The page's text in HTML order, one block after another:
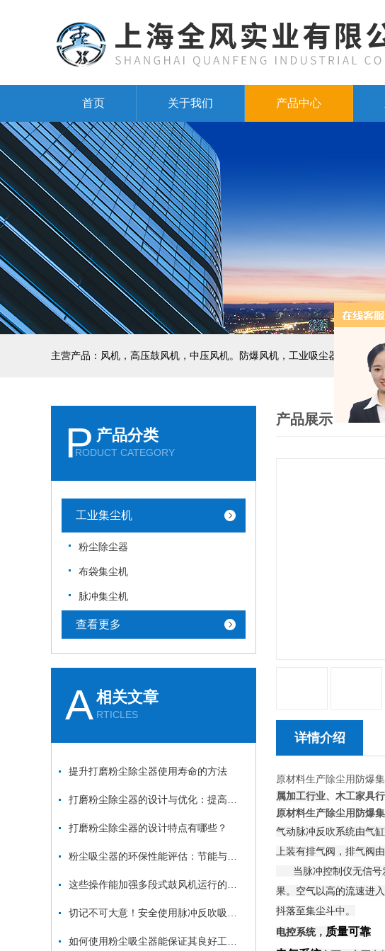
首页 关于我们 产品中心
主营产品：风机，高压鼓风机，中压风机。防爆风机，工业吸尘器，工业集
P 产品分类
RODUCT CATEGORY
工业集尘机
粉尘除尘器
布袋集尘机
脉冲集尘机
查看更多
A相关文章
RTICLES
提升打磨粉尘除尘器使用寿命的方法
打磨粉尘除尘器的设计特点有哪些？
产品展示
详情介绍
原材料生产除尘用防爆
属加工行业、木工家具
原材料生产除尘用防爆
气动脉冲反吹系统由气
上装有排气阀，排气阀
当脉冲控制仪无信号
果。空气以高的流速进
抖落至集尘斗中。
电控系统， 质量可靠